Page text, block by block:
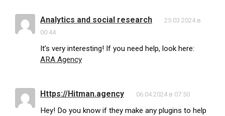
Analytics and social research
25.03.2024 в
00:44
It’s very interesting! If you need help, look here:
ARA Agency
Https://Hitman.agency 06.04.2024 в 07:50
Hey! Do you know if they make any plugins to help